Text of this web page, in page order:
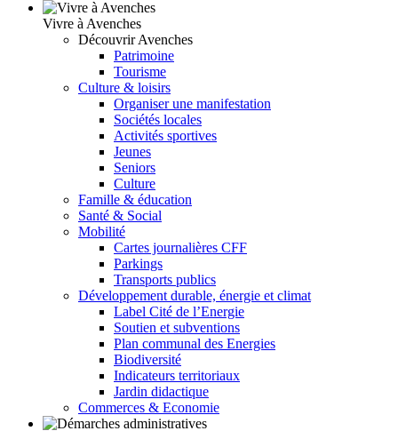
Vivre à Avenches
Découvrir Avenches
Patrimoine
Tourisme
Culture & loisirs
Organiser une manifestation
Sociétés locales
Activités sportives
Jeunes
Seniors
Culture
Famille & éducation
Santé & Social
Mobilité
Cartes journalières CFF
Parkings
Transports publics
Développement durable, énergie et climat
Label Cité de l’Energie
Soutien et subventions
Plan communal des Energies
Biodiversité
Indicateurs territoriaux
Jardin didactique
Commerces & Economie